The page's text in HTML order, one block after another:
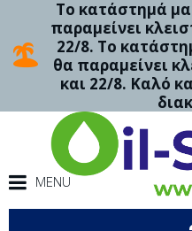
Το κατάστημά
παραμείνει
22/8. Το
θα παραμείνει
και 22/8. Καλό
MENU